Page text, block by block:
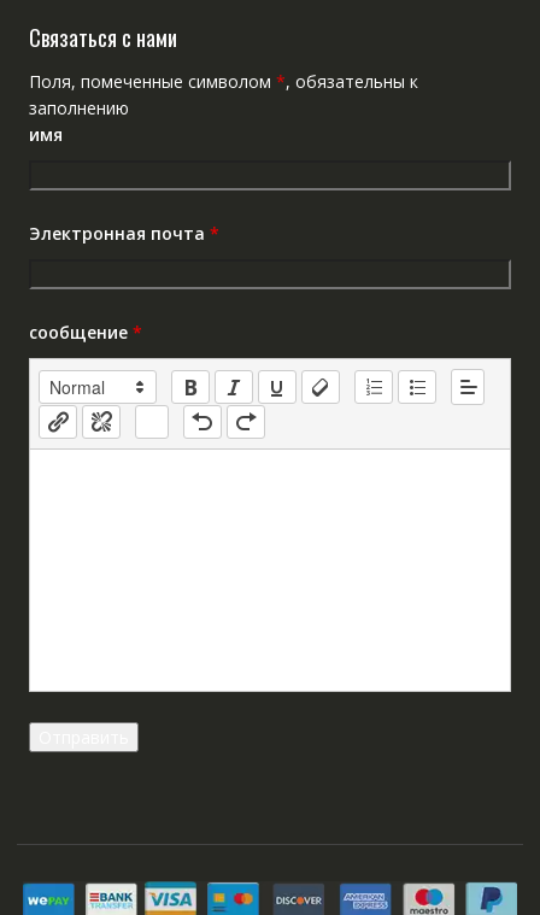
Связаться с нами
Поля, помеченные символом *, обязательны к
заполнению
имя
Электронная почта *
сообщение *